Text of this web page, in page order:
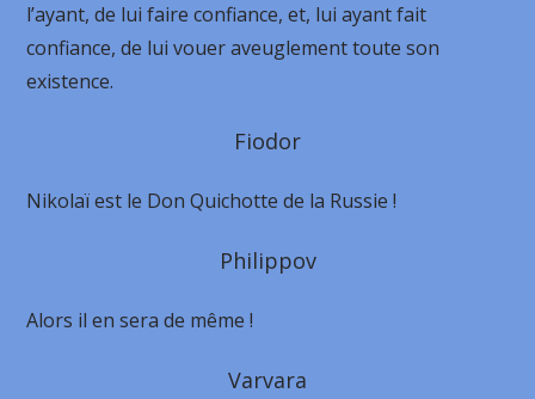
l’ayant, de lui faire confiance, et, lui ayant fait
confiance, de lui vouer aveuglement toute son
existence.
Fiodor
Nikolaï est le Don Quichotte de la Russie !
Philippov
Alors il en sera de même !
Varvara